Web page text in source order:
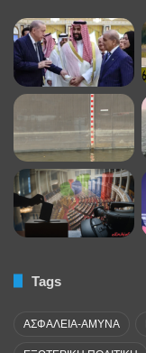
Tags
ΑΣΦΑΛΕΙΑ-ΑΜΥΝΑ